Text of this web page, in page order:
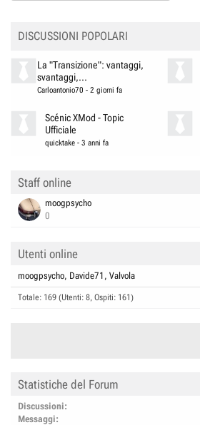
DISCUSSIONI POPOLARI
La "Transizione": vantaggi,
svantaggi,...
Carloantonio70 - 2 giorni fa
Scénic XMod - Topic
Ufficiale
quicktake -3 anni fa
Staff online
moogpsycho
0
Utenti online
moogpsycho Davide71 Valvola
Totale: 169 (Utenti: 8, Ospiti: 161)
Statistiche del Forum
Discussioni
Messaggi